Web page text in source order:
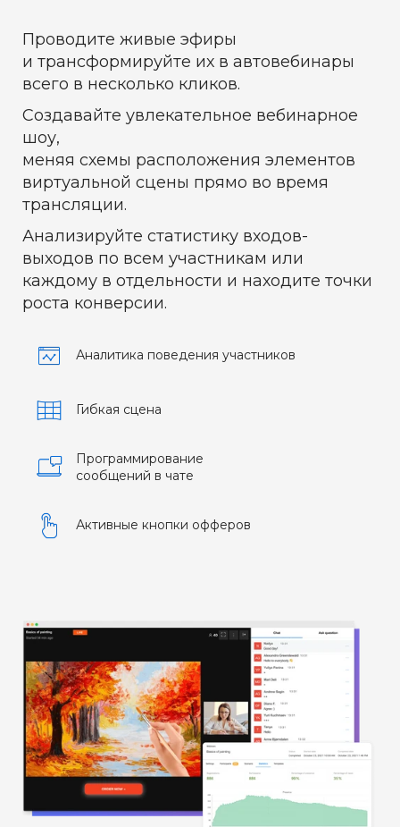
Проводите живые эфиры
и трансформируйте их в автовебинары
всего в несколько кликов.
Cоздавайте увлекательное вебинарное
шоу,
меняя схемы расположения элементов
виртуальной сцены прямо во время
трансляции.
Анализируйте статистику входов-
выходов по всем участникам или
каждому в отдельности и находите точки
роста конверсии.
Аналитика поведения участников
Гибкая сцена
Программирование
сообщений в чате
Активные кнопки офферов